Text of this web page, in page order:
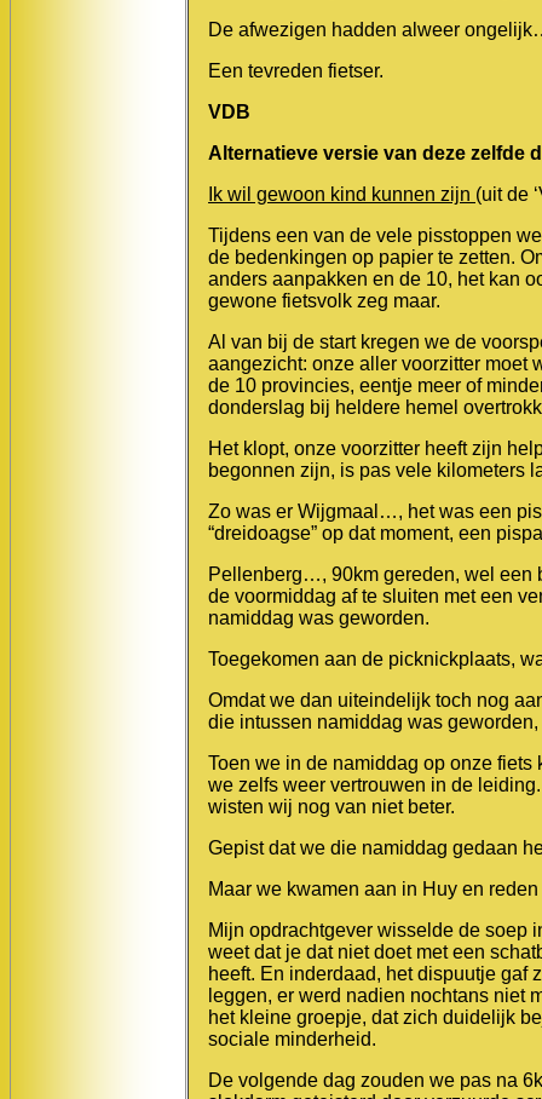
De afwezigen hadden alweer
Een tevreden fietser.
VDB
Alternatieve versie van deze zelfde
Ik wil gewoon kind kunnen zijn (uitde
Tijdens een van de vele pisstoppen
de bedenkingen op papier te zetten.
anders aanpakken en de 10, het kan
gewone fietsvolk zeg maar.
Al van bij de start kregen we de
aangezicht: onze aller voorzitter moet
de 10 provincies, eentje meer of
donderslag bij heldere hemel
Het klopt, onze voorzitter heeft zijn
begonnen zijn, is pas vele kilometers
Zo was er Wijgmaal…, het was een
“dreidoagse” op dat moment, een
Pellenberg…, 90km gereden, wel een
de voormiddag af te sluiten met een
namiddag was geworden.
Toegekomen aan de picknickplaats,
Omdat we dan uiteindelijk toch nog
die intussen namiddag was
Toen we in de namiddag op onze
we zelfs weer vertrouwen in de
wisten wij nog van niet beter.
Gepist dat we die namiddag gedaan
Maar we kwamen aan in Huy en
Mijn opdrachtgever wisselde de soep
weet dat je dat niet doet met een
heeft. En inderdaad, het dispuutje gaf
leggen, er werd nadien nochtans niet
het kleine groepje, dat zich duidelijk
sociale minderheid.
De volgende dag zouden we pas na